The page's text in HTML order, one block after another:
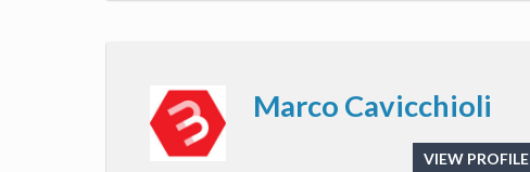
Marco Cavicchioli
VIEW PROFILE